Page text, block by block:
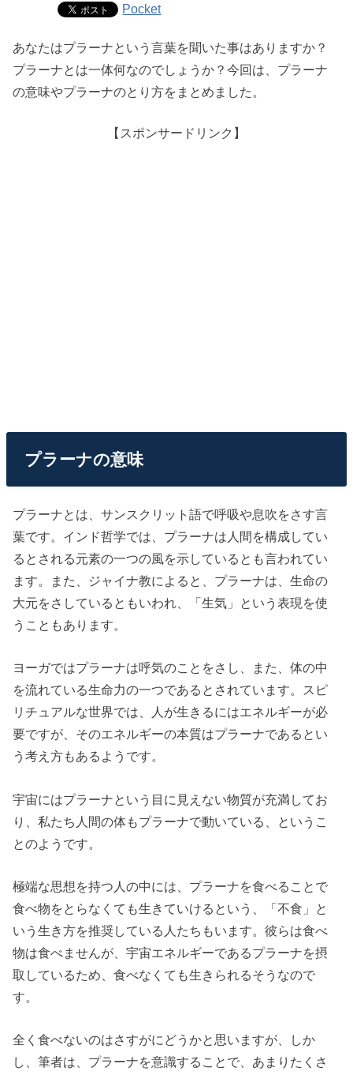
Pocket
あなたはプラーナという言葉を聞いた事はありますか？
プラーナとは一体何なのでしょうか？今回は、プラーナ
の意味やプラーナのとり方をまとめました。
【スポンサードリンク】
プラーナの意味
プラーナとは、サンスクリット語で呼吸や息吹をさす言
葉です。インド哲学では、プラーナは人間を構成してい
るとされる元素の一つの風を示しているとも言われてい
ます。また、ジャイナ教によると、プラーナは、生命の
大元をさしているともいわれ、「生気」という表現を使
うこともあります。
ヨーガではプラーナは呼気のことをさし、また、体の中
を流れている生命力の一つであるとされています。スピ
リチュアルな世界では、人が生きるにはエネルギーが必
要ですが、そのエネルギーの本質はプラーナであるとい
う考え方もあるようです。
宇宙にはプラーナという目に見えない物質が充満してお
り、私たち人間の体もプラーナで動いている、というこ
とのようです。
極端な思想を持つ人の中には、プラーナを食べることで
食べ物をとらなくても生きていけるという、「不食」と
いう生き方を推奨している人たちもいます。彼らは食べ
物は食べませんが、宇宙エネルギーであるプラーナを摂
取しているため、食べなくても生きられるそうなので
す。
全く食べないのはさすがにどうかと思いますが、しか
し、筆者は、プラーナを意識することで、あまりたくさ